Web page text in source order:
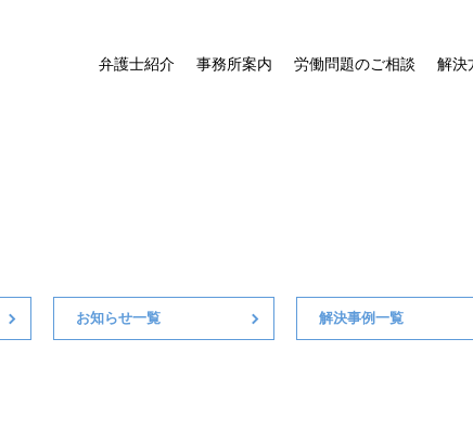
弁護士紹介 事務所案内 労働問題のご相談 解決
お知らせ一覧 解決事例一覧